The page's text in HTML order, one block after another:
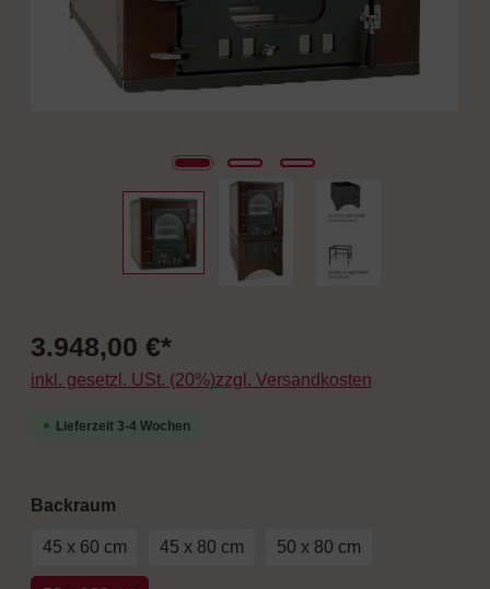
3.948,00 €*
inkl. gesetzl. USt. (20%)zzgl. Versandkosten
Lieferzeit 3-4 Wochen
Backraumauswählen
45 x 60 cm 45 x 80 cm 50 x 80 cm